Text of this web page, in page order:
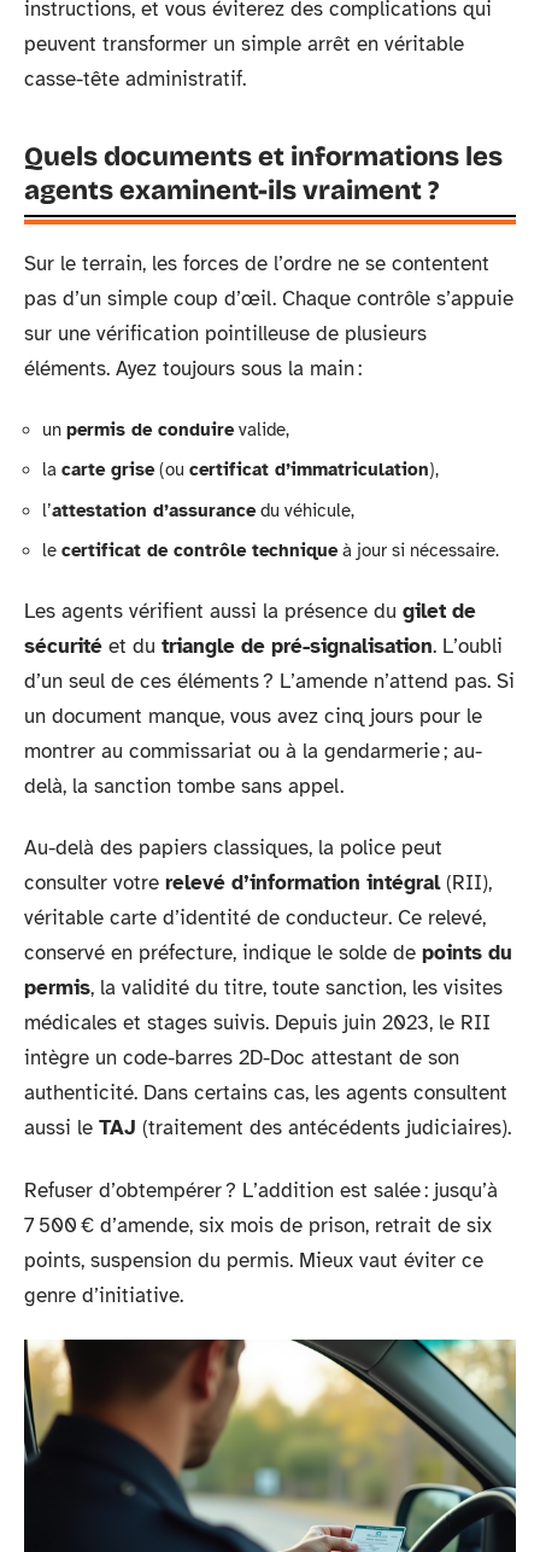
instructions, et vous éviterez des complications qui
peuvent transformer un simple arrêt en véritable
casse-tête administratif.
Quels documents et informations les
agents examinent-ils vraiment ?
Sur le terrain, les forces de l’ordre ne se contentent
pas d’un simple coup d’œil. Chaque contrôle s’appuie
sur une vérification pointilleuse de plusieurs
éléments. Ayez toujours sous la main :
un permis de conduirevalide,
la carte grise(ou certificat d’immatriculation),
l’attestation d’assurancedu véhicule,
le certificat de contrôle techniqueà jour si nécessaire.
Les agents vérifient aussi la présence du gilet de
sécurité et du triangle de pré-signalisation. L’oubli
d’un seul de ces éléments ? L’amende n’attend pas. Si
un document manque, vous avez cinq jours pour le
montrer au commissariat ou à la gendarmerie ; au-
delà, la sanction tombe sans appel.
Au-delà des papiers classiques, la police peut
consulter votre relevé d’information intégral(RII),
véritable carte d’identité de conducteur. Ce relevé,
conservé en préfecture, indique le solde de points du
permis, la validité du titre, toute sanction, les visites
médicales et stages suivis. Depuis juin 2023, le RII
intègre un code-barres 2D-Doc attestant de son
authenticité. Dans certains cas, les agents consultent
aussi le TAJ (traitement des antécédents judiciaires).
Refuser d’obtempérer ? L’addition est salée : jusqu’à
7 500 € d’amende, six mois de prison, retrait de six
points, suspension du permis. Mieux vaut éviter ce
genre d’initiative.